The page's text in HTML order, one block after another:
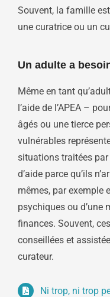
Souvent, la famille
une curatrice ou un
Un adulte a
Même en tant
l’aide de l’APEA –
âgés ou une tierce
vulnérables
situations traitées par
d’aide parce qu’ils
mêmes, par exemple
psychiques ou d’une
finances. Souvent,
conseillées et
curateur.
Ni trop, ni trop